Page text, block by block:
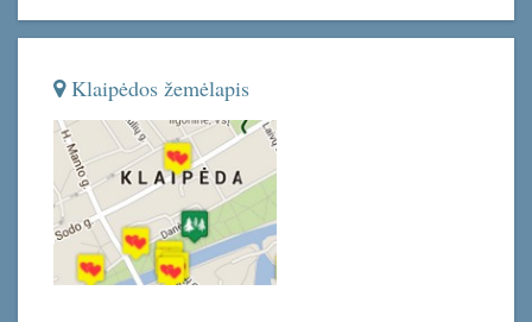
Klaipėdos žemėlapis